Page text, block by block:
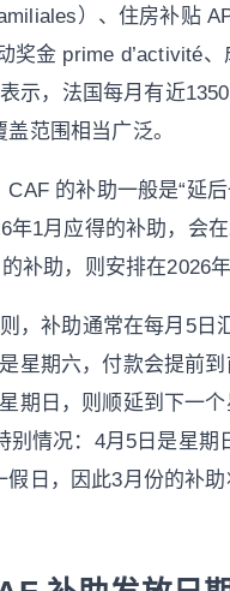
）、住房补贴
奖金 prime d’activité
示，法国每月有近
范围相当广泛。
的补助一般是“延
年1月应得的补助，会在
补助，则安排在2026年
，补助通常在每月5日
星期六，付款会提前到
期日，则顺延到下一个
别情况：4月5日是星期
假日，因此3月份的补助